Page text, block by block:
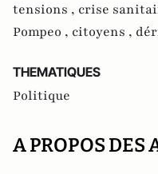
tensions , crise
Pompeo , citoyens ,
THEMATIQUES
Politique
A PROPOS DES